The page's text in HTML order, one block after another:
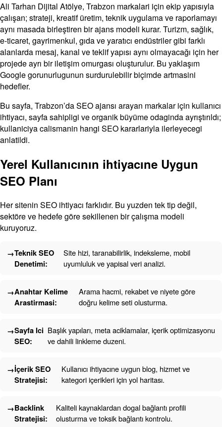
Ali Tarhan Dijital Atölye, Trabzon markalari için ekip yapısıyla
çalışan; strateji, kreatif üretim, teknik uygulama ve raporlamayı
aynı masada birleştiren bir ajans modeli kurar. Turizm, sağlık,
e-ticaret, gayrimenkul, gıda ve yaratıcı endüstriler gibi farklı
alanlarda mesaj, kanal ve teklif yapısı aynı olmayacağı için her
projede ayrı bir iletişim omurgası oluşturulur. Bu yaklaşım
Google gorunurlugunun surdurulebilir biçimde artmasini
hedefler.
Bu sayfa, Trabzon’da SEO ajansı arayan markalar için kullanıcı
ihtiyacı, sayfa sahipligi ve organik büyüme odaginda ayrıştırıldı;
kullaniciya calismanin hangi SEO kararlariyla ilerleyecegi
anlatildi.
Yerel Kullanıcının ihtiyacıne Uygun
SEO Planı
Her sitenin SEO ihtiyacı farklıdır. Bu yuzden tek tip değil,
sektöre ve hedefe göre sekillenen bir çalışma modeli
kuruyoruz.
Teknik SEO
Denetimi:
Site hizi, taranabilirlik, indeksleme, mobil
uyumluluk ve yapisal veri analizi.
Anahtar Kelime
Arastirmasi:
Arama hacmi, rekabet ve niyete göre
doğru kelime seti olusturma.
Sayfa Ici
SEO:
Başlık yapıları, meta aciklamalar, içerik optimizasyonu
ve dahili linkleme duzeni.
İçerik SEO
Stratejisi:
Kullanıcı ihtiyacıne uygun blog, hizmet ve
kategori içerikleri için yol haritası.
Backlink
Stratejisi:
Kaliteli kaynaklardan dogal bağlantı profili
olusturma ve toksik bağlantı kontrolu.